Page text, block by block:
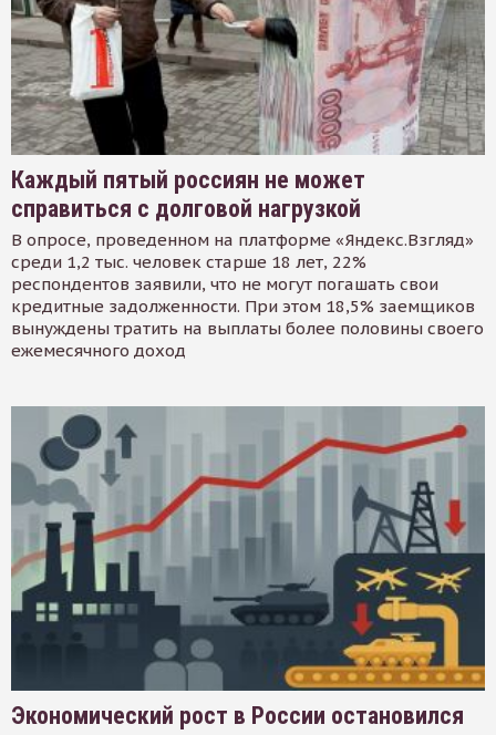
Каждый пятый россиян не может
справиться с долговой нагрузкой
В опросе, проведенном на платформе «Яндекс.Взгляд»
среди 1,2 тыс. человек старше 18 лет, 22%
респондентов заявили, что не могут погашать свои
кредитные задолженности. При этом 18,5% заемщиков
вынуждены тратить на выплаты более половины своего
ежемесячного доход
Экономический рост в России остановился